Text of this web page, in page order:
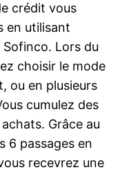
crédit vous
en utilisant
Sofinco. Lors du
choisir le mode
ou en plusieurs
cumulez des
Grâce au
6 passages en
recevrez une